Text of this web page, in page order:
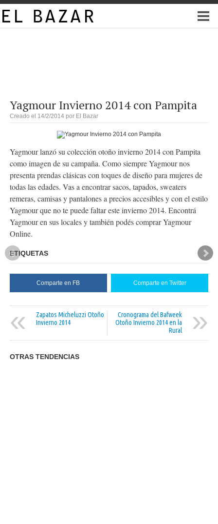
Yagmour Invierno 2014 con Pampita
Creado el 14/2/2014 por El Bazar
Yagmour lanzó su colección otoño invierno 2014 con Pampita
como imagen de su campaña. Como siempre Yagmour nos
presenta prendas clásicas con toques de diseño para mujeres de
todas las edades. Vas a encontrar sacos, tapados, sweaters
remeras, camisas y pantalones a precios accesibles y con el estilo
Yagmour que no te puede faltar este invierno 2014. Encontrá
Yagmour en sus locales y también podés comprar Yagmour
Online.
ETIQUETAS
Comparte en FB Comparte en Twitter
«
Zapatos Micheluzzi Otoño
Invierno 2014
»
Cronograma del Bafweek
Otoño Invierno 2014 en la
Rural
OTRAS TENDENCIAS